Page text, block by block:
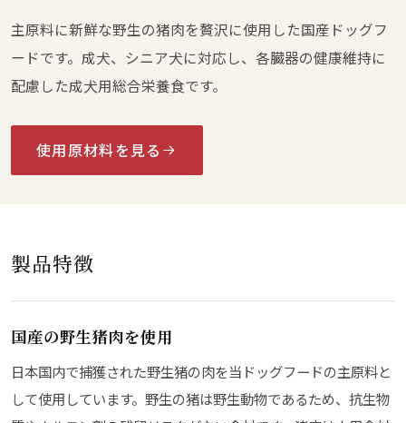
主原料に新鮮な野生の猪肉を贅沢に使用した国産ドッグフ
ードです。成犬、シニア犬に対応し、各臓器の健康維持に
配慮した成犬用総合栄養食です。
使用原材料を見る
製品特徴
国産の野生猪肉を使用
日本国内で捕獲された野生猪の肉を当ドッグフードの主原料と
して使用しています。野生の猪は野生動物であるため、抗生物